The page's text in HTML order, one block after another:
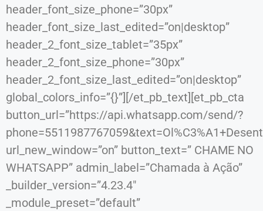
header_font_size_phone=”30px”
header_font_size_last_edited=”on|desktop”
header_2_font_size_tablet=”35px”
header_2_font_size_phone=”30px”
header_2_font_size_last_edited=”on|desktop”
global_colors_info=”{}”][/et_pb_text][et_pb_cta
button_url=”https://api.whatsapp.com/send/?
url_new_window=”on” button_text=” CHAME NO
WHATSAPP” admin_label=”Chamada à Ação”
_builder_version=”4.23.4″
_module_preset=”default”